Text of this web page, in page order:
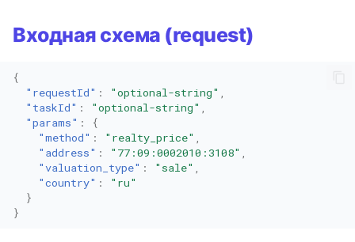
Входная схема (request)
{
"requestId" : "optional-string"
"taskId" : "optional-string"
"params" :
{
"method" : "realty_price"
"address" : "77:09:0002010:3108"
"valuation_type" : "sale"
"country" :
"ru"
}
}